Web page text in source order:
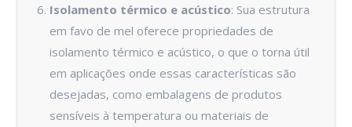
Isolamento térmico e acústico: Sua estrutura
em favo de mel oferece propriedades de
isolamento térmico e acústico, o que o torna útil
em aplicações onde essas características são
desejadas, como embalagens de produtos
sensíveis à temperatura ou materiais de